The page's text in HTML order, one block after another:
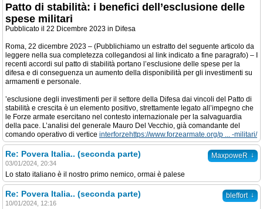
Patto di stabilità: i benefici dell’esclusione delle
spese militari
Pubblicato il 22 Dicembre 2023 in Difesa
Roma, 22 dicembre 2023 – (Pubblichiamo un estratto del seguente articolo da
leggere nella sua completezza collegandosi al link indicato a fine paragrafo) – I
recenti accordi sul patto di stabilità portano l’esclusione delle spese per la
difesa e di conseguenza un aumento della disponibilità per gli investimenti su
armamenti e personale.
’esclusione degli investimenti per il settore della Difesa dai vincoli del Patto di
stabilità e crescita è un elemento positivo, strettamente legato all’impegno che
le Forze armate esercitano nel contesto internazionale per la salvaguardia
della pace. L’analisi del generale Mauro Del Vecchio, già comandante del
comando operativo di vertice interforzehttps://www.forzearmate.org/p ... -militari/
MaxpoweR ↓
Re: Povera Italia.. (seconda parte)
03/01/2024, 20:34
Lo stato italiano è il nostro primo nemico, ormai è palese
bleffort ↓
Re: Povera Italia.. (seconda parte)
10/01/2024, 12:16